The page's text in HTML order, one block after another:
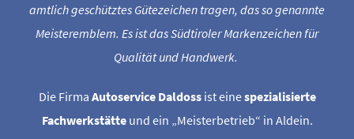
amtlich geschütztes Gütezeichen tragen, das so genannte
Meisteremblem. Es ist das Südtiroler Markenzeichen für
Qualität und Handwerk.
Die Firma Autoservice Daldossist einespezialisierte
Fachwerkstätteund ein „Meisterbetrieb“ in Aldein.